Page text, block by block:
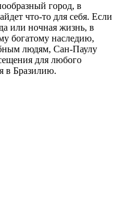
город, в
что-то для себя. Если
или ночная жизнь, в
богатому наследию,
людям, Сан-Паулу
для любого
в Бразилию.